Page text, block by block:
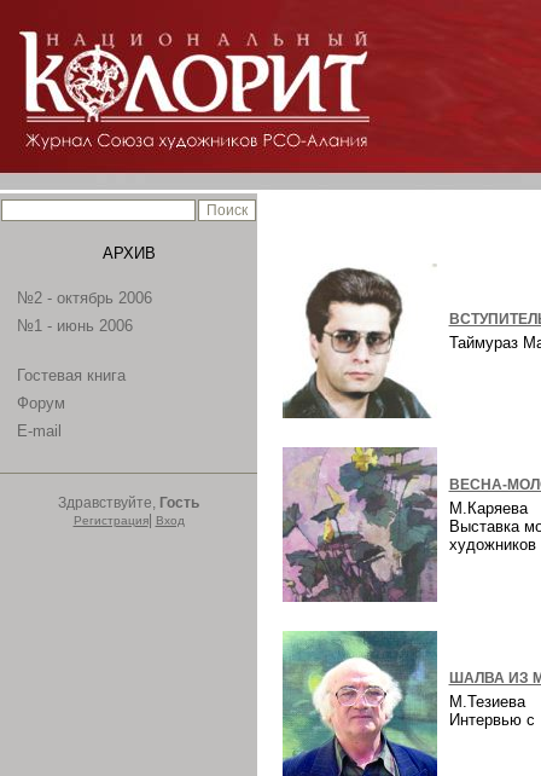
АРХИВ
№2 - октябрь 2006
№1 - июнь 2006
Гостевая книга
Форум
E-mail
Здравствуйте, Гость
Регистрация| Вход
Таймураз
ВЕСНА-
М.Каряева
Выставка
ШАЛВА ИЗ
М.Тезиева
Интервью